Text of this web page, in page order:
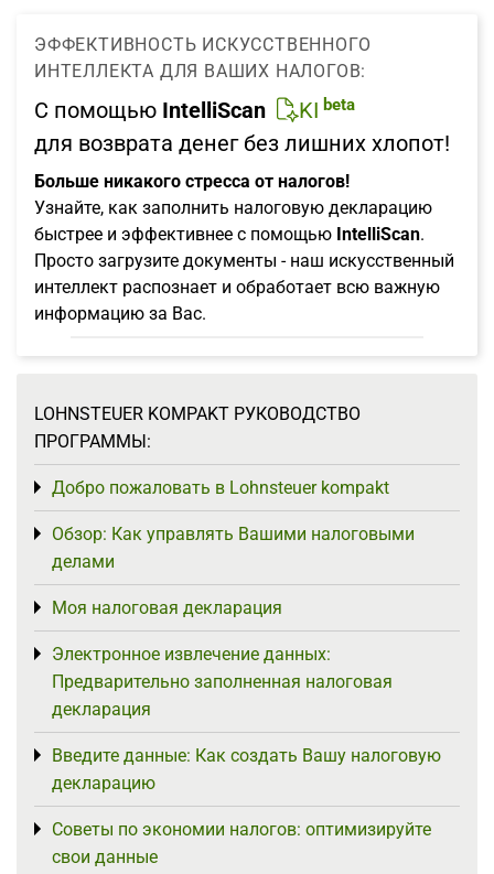
ЭФФЕКТИВНОСТЬ ИСКУССТВЕННОГО
ИНТЕЛЛЕКТА ДЛЯ ВАШИХ НАЛОГОВ:
С помощью IntelliScan KI beta
для возврата денег без лишних хлопот!
Больше никакого стресса от налогов!
Узнайте, как заполнить налоговую декларацию
быстрее и эффективнее с помощью IntelliScan.
Просто загрузите документы - наш искусственный
интеллект распознает и обработает всю важную
информацию за Вас.
LOHNSTEUER KOMPAKT РУКОВОДСТВО
ПРОГРАММЫ:
Добро пожаловать в Lohnsteuer kompakt
Toggle menu
Обзор: Как управлять Вашими налоговыми
делами
Toggle menu
Моя налоговая декларация
Toggle menu
Электронное извлечение данных:
Предварительно заполненная налоговая
декларация
Toggle menu
Введите данные: Как создать Вашу налоговую
декларацию
Toggle menu
Советы по экономии налогов: оптимизируйте
свои данные
Toggle menu